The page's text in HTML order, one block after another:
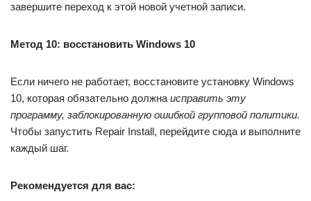
завершите переход к этой новой учетной записи.
Метод 10: восстановить Windows 10
Если ничего не работает, восстановите установку Windows
10, которая обязательно должна исправить эту
программу, заблокированную ошибкой групповой политики.
Чтобы запустить Repair Install, перейдите сюда и выполните
каждый шаг.
Рекомендуется для вас: